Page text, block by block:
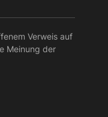
Verweis auf
Meinung der